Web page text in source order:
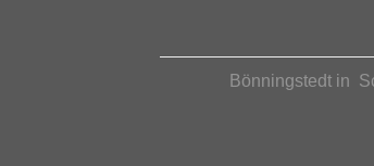
Bönningstedt in